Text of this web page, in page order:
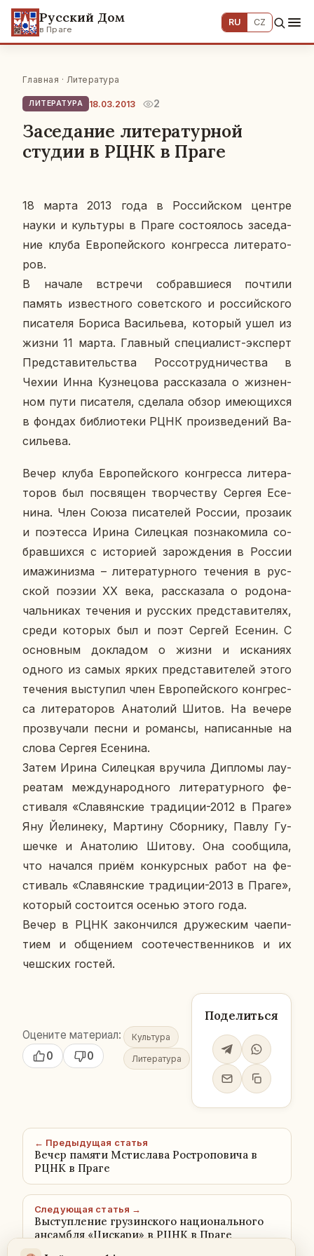
Русский Дом
в Праге
RU CZ
Главная · Литература
ЛИТЕРАТУРА 18.03.2013 2
Заседание литературной
студии в РЦНК в Праге
18 марта 2013 года в Рос­сий­ском центре
науки и куль­ту­ры в Праге со­сто­я­лось за­се­да­
ние клуба Ев­ро­пей­ско­го кон­грес­са ли­те­ра­то­
ров.
В начале встре­чи со­брав­ши­е­ся по­чти­ли
память из­вест­но­го со­вет­ско­го и рос­сий­ско­го
пи­са­те­ля Бориса Ва­си­лье­ва, ко­то­рый ушел из
жизни 11 марта. Глав­ный спе­ци­а­лист-экс­перт
Пред­ста­ви­тель­ства Рос­со­труд­ни­че­ства в
Чехии Инна Куз­не­цо­ва рас­ска­за­ла о жиз­нен­
ном пути пи­са­те­ля, сде­ла­ла обзор име­ю­щих­ся
в фондах биб­лио­те­ки РЦНК про­из­ве­де­ний Ва­
си­лье­ва.
Вечер клуба Ев­ро­пей­ско­го кон­грес­са ли­те­ра­
то­ров был по­свя­щен твор­че­ству Сергея Есе­
ни­на. Член Союза пи­са­те­лей России, про­за­ик
и по­этес­са Ирина Си­лец­кая по­зна­ко­ми­ла со­
брав­ших­ся с ис­то­ри­ей за­рож­де­ния в России
има­жи­низ­ма – ли­те­ра­тур­но­го те­че­ния в рус­
ской поэзии XX века, рас­ска­за­ла о ро­до­на­
чаль­ни­ках те­че­ния и рус­ских пред­ста­ви­те­лях,
среди ко­то­рых был и поэт Сергей Есенин. С
ос­нов­ным до­кла­дом о жизни и ис­ка­ни­ях
одного из самых ярких пред­ста­ви­те­лей этого
те­че­ния вы­сту­пил член Ев­ро­пей­ско­го кон­грес­
са ли­те­ра­то­ров Ана­то­лий Шитов. На вечере
про­зву­ча­ли песни и ро­ман­сы, на­пи­сан­ные на
слова Сергея Есе­ни­на.
Затем Ирина Си­лец­кая вру­чи­ла Ди­пло­мы ла­у­
ре­а­там меж­ду­на­род­но­го ли­те­ра­тур­но­го фе­
сти­ва­ля «Сла­вян­ские тра­ди­ции-2012 в Праге»
Яну Йе­ли­не­ку, Мар­ти­ну Сбор­ни­ку, Павлу Гу­
шеч­ке и Ана­то­лию Шитову. Она со­об­щи­ла,
что на­чал­ся приём кон­курс­ных работ на фе­
сти­валь «Сла­вян­ские тра­ди­ции-2013 в Праге»,
ко­то­рый со­сто­ит­ся осенью этого года.
Вечер в РЦНК за­кон­чил­ся дру­же­ским чае­пи­
ти­ем и об­ще­ни­ем со­оте­че­ствен­ни­ков и их
чеш­ских гостей.
Оцените материал:
0
0
Культура
Литература
Поделиться
← Предыдущая статья
Вечер памяти Мстислава Ростроповича в
РЦНК в Праге
Следующая статья →
Выступление грузинского национального
ансамбля «Цискари» в РЦНК в Праге